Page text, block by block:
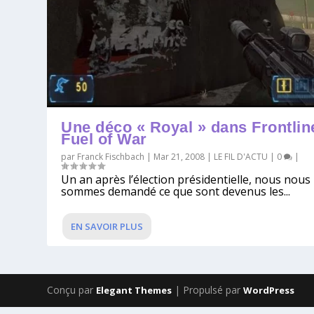
Une déco « Royal » dans
Fuel of War
par Franck Fischbach Mar 21, 2008 LE FIL D'ACTU 0
Un an après l’élection présidentielle, nous nous
sommes demandé ce que sont devenus les...
EN SAVOIR PLUS
Conçu par Elegant Themes | Propulsé parWordPress